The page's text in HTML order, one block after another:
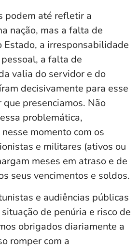
podem até refletir a
nação, mas a falta de
Estado, a irresponsabilidade
a falta de
valia do servidor e do
decisivamente para esse
presenciamos. Não
problemática,
momento com os
e militares (ativos ou
meses em atraso e de
seus vencimentos e soldos.
e audiências públicas
de penúria e risco de
obrigados diariamente a
romper com a